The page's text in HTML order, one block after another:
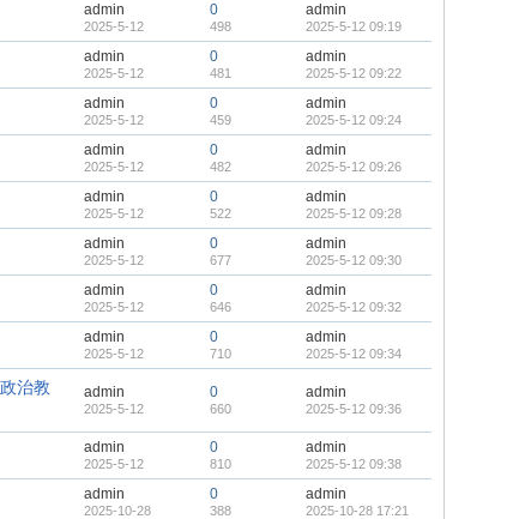
admin
2025-5-12
0
498
admin
2025-5-12 09:19
admin
2025-5-12
0
481
admin
2025-5-12 09:22
admin
2025-5-12
0
459
admin
2025-5-12 09:24
admin
2025-5-12
0
482
admin
2025-5-12 09:26
admin
2025-5-12
0
522
admin
2025-5-12 09:28
admin
2025-5-12
0
677
admin
2025-5-12 09:30
admin
2025-5-12
0
646
admin
2025-5-12 09:32
admin
2025-5-12
0
710
admin
2025-5-12 09:34
治教
admin
2025-5-12
0
660
admin
2025-5-12 09:36
admin
2025-5-12
0
810
admin
2025-5-12 09:38
admin
2025-10-28
0
388
admin
2025-10-28 17:21